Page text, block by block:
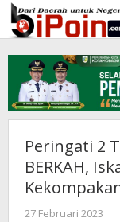
Lewati
ke
konten
Peringati 2
BERKAH,
27 Februari 2023